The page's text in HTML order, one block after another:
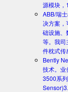
源模块
ABB/瑞
决方案，
础设施、
等。我司
件枕式传
Bently
技术。业
3500系